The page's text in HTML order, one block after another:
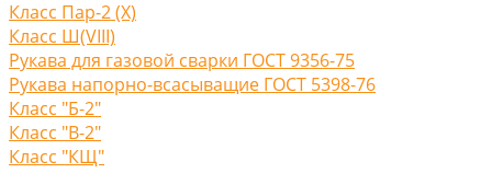
Класс Пар-2 (X)
Класс Ш(VIII)
Рукава для газовой сварки ГОСТ 9356-75
Рукава напорно-всасыващие ГОСТ 5398-76
Класс "Б-2"
Класс "В-2"
Класс "КЩ"